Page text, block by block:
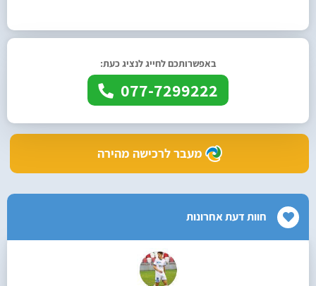
באפשרותכם לחייג לנציג כעת:
077-7299222
מעבר לרכישה מהירה
חוות דעת אחרונות